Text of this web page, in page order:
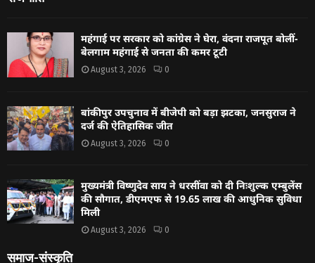
महंगाई पर सरकार को कांग्रेस ने घेरा, वंदना राजपूत बोलीं-
बेलगाम महंगाई से जनता की कमर टूटी
August 3, 2026 0
बांकीपुर उपचुनाव में बीजेपी को बड़ा झटका, जनसुराज ने
दर्ज की ऐतिहासिक जीत
August 3, 2026 0
मुख्यमंत्री विष्णुदेव साय ने धरसींवा को दी निःशुल्क एम्बुलेंस
की सौगात, डीएमएफ से 19.65 लाख की आधुनिक सुविधा
मिली
August 3, 2026 0
समाज-संस्कृति